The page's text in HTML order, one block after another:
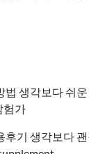
법 생각보다 쉬운
험가
후기 생각보다